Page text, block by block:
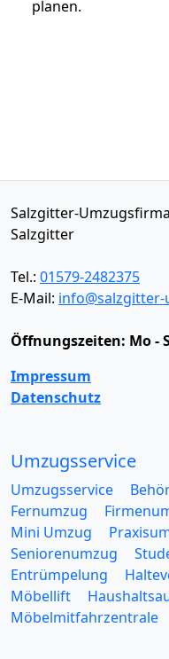
planen.
Salzgitter-
Salzgitter
Tel.: 01579-2482375
E-Mail:
Öffnungszeiten: Mo -
Impressum
Datenschutz
Umzugsservice
Umzugsservice
Fernumzug
Mini Umzug
Seniorenumzug
Entrümpelung
Möbellift
Möbelmitfahrzentrale